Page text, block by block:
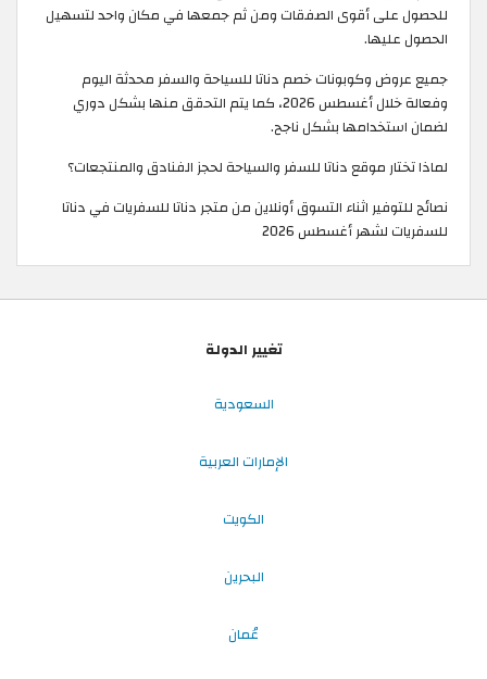
للحصول على أقوى الصفقات ومن ثم جمعها في مكان واحد لتسهيل
الحصول عليها.
جميع عروض وكوبونات خصم دناتا للسياحة والسفر محدثة اليوم
وفعالة خلال أغسطس 2026، كما يتم التحقق منها بشكل دوري
لضمان استخدامها بشكل ناجح.
لماذا تختار موقع دناتا للسفر والسياحة لحجز الفنادق والمنتجعات؟
نصائح للتوفير اثناء التسوق أونلاين من متجر دناتا للسفريات في دناتا
للسفريات لشهر أغسطس 2026
تغيير الدولة
السعودية
الإمارات العربية
الكويت
البحرين
عُمان